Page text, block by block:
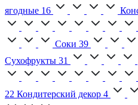
ягодные 16
Соки 39
Сухофрукты 31
22 Кондитерский декор 4